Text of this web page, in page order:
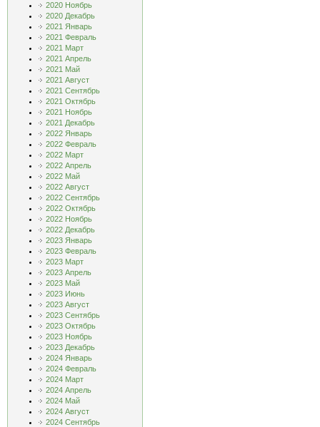
2020 Ноябрь
2020 Декабрь
2021 Январь
2021 Февраль
2021 Март
2021 Апрель
2021 Май
2021 Август
2021 Сентябрь
2021 Октябрь
2021 Ноябрь
2021 Декабрь
2022 Январь
2022 Февраль
2022 Март
2022 Апрель
2022 Май
2022 Август
2022 Сентябрь
2022 Октябрь
2022 Ноябрь
2022 Декабрь
2023 Январь
2023 Февраль
2023 Март
2023 Апрель
2023 Май
2023 Июнь
2023 Август
2023 Сентябрь
2023 Октябрь
2023 Ноябрь
2023 Декабрь
2024 Январь
2024 Февраль
2024 Март
2024 Апрель
2024 Май
2024 Август
2024 Сентябрь